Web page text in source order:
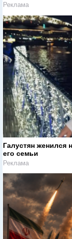
Реклама
Галустян женился
его семьи
Реклама